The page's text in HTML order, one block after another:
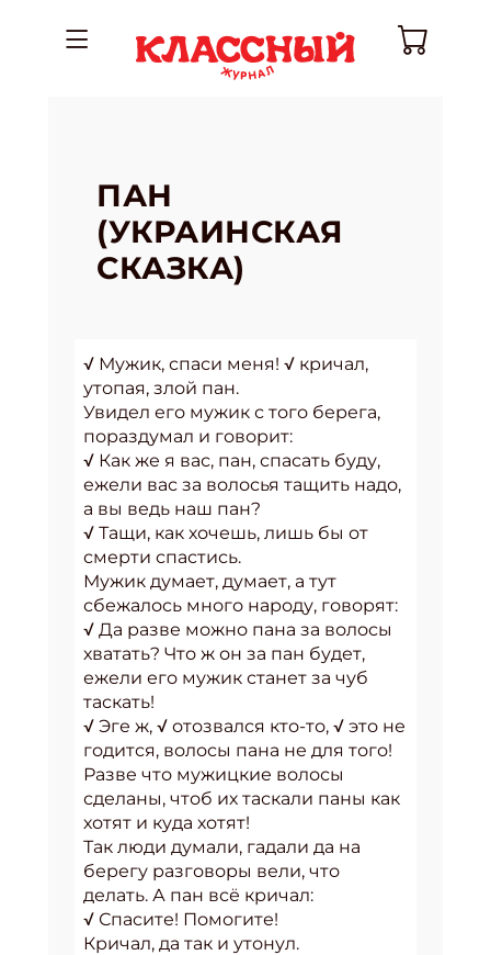
ПАН
(УКРАИНСКАЯ
СКАЗКА)
√ Мужик, спаси меня! √ кричал,
утопая, злой пан.
Увидел его мужик с того берега,
пораздумал и говорит:
√ Как же я вас, пан, спасать буду,
ежели вас за волосья тащить надо,
а вы ведь наш пан?
√ Тащи, как хочешь, лишь бы от
смерти спастись.
Мужик думает, думает, а тут
сбежалось много народу, говорят:
√ Да разве можно пана за волосы
хватать? Что ж он за пан будет,
ежели его мужик станет за чуб
таскать!
√ Эге ж, √ отозвался кто-то, √ это не
годится, волосы пана не для того!
Разве что мужицкие волосы
сделаны, чтоб их таскали паны как
хотят и куда хотят!
Так люди думали, гадали да на
берегу разговоры вели, что
делать. А пан всё кричал:
√ Спасите! Помогите!
Кричал, да так и утонул.